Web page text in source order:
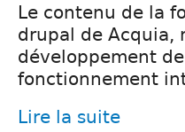
Le contenu de la
drupal de Acquia,
développement
fonctionnement
Lire la suite